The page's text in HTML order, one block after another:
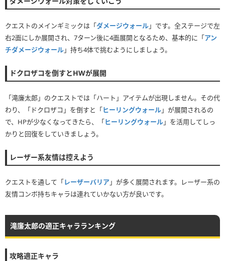
クエストのメインギミックは「ダメージウォール」です。全ステージで左
右2面にしか展開され、7ターン後に4面展開となるため、基本的に「アン
チダメージウォール」持ち4体で挑むようにしましょう。
ドクロザコを倒すとHWが展開
「滝廉太郎」のクエストでは「ハート」アイテムが出現しません。その代
わり、「ドクロザコ」を倒すと「ヒーリングウォール」が展開されるの
で、HPが少なくなってきたら、「ヒーリングウォール」を活用してしっ
かりと回復をしていきましょう。
レーザー系友情は控えよう
クエストを通して「レーザーバリア」が多く展開されます。レーザー系の
友情コンボ持ちキャラは連れていかない方が良いです。
滝廉太郎の適正キャラランキング
攻略適正キャラ